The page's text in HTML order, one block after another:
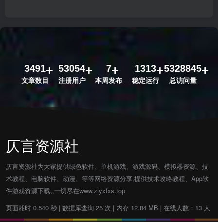
3491
文章数目
53054
注册用户
7
本周发布
1313
稳定运行
5328845
总访问量
仄言资源社
仄言资源社为大家提供绿色软件、单机游戏、游戏源码、模拟器资源、技
术教程、电脑软件、动漫、等等网络资源分享,提供技术攻略教程、App软
件游戏资源下载,,一切尽在www.ziyxfxs.top
页面耗时 0.540 秒 | 数据库查询 25 次 | 内存 12.84 MB | 在线人数：13 人